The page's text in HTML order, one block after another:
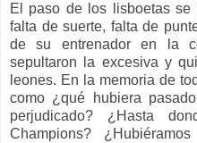
El paso de los lisboetas se
falta de suerte, falta de
de su entrenador en la
sepultaron la excesiva y
leones. En la memoria de
como ¿qué hubiera
perjudicado? ¿Hasta
Champions?